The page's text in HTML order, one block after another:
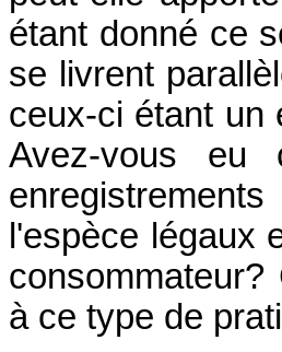
étant donné ce
se livrent
ceux-ci étant un
Avez-vous eu
l'espèce légaux
à ce type de